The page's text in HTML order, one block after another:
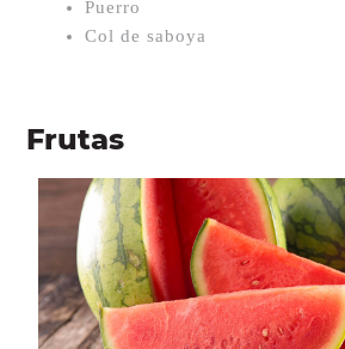
Puerro
Col de saboya
Frutas